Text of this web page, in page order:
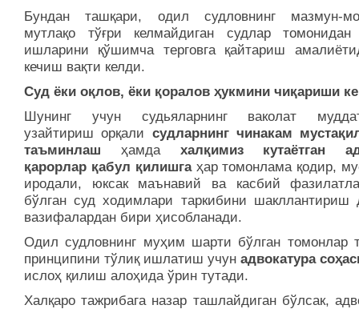
Бундан ташқари, одил судловнинг мазмун-
мутлақо тўғри келмайдиган судлар томонидан
ишларини қўшимча терговга қайтариш
кечиш вақти келди.
Суд ёки оқлов, ёки қоралов ҳукмини чиқариши
Шунинг учун судьяларнинг ваколат
узайтириш орқали судларнинг чинакам
таъминлаш ҳамда халқимиз кутаётган
қарорлар қабул қилишгаҳар томонлама қодир,
иродали, юксак маънавий ва касбий
бўлган суд ходимлари таркибини шакллантириш
вазифалардан бири ҳисобланади.
Одил судловнинг муҳим шарти бўлган томонлар
принципини тўлиқ ишлатиш учун адвокатура
ислоҳ қилиш алоҳида ўрин тутади.
Халқаро тажрибага назар ташлайдиган бўлсак,